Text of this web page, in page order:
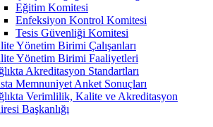
Eğitim Komitesi
Enfeksiyon Kontrol Komitesi
Tesis Güvenliği Komitesi
Yönetim Birimi Çalışanları
Yönetim Birimi Faaliyetleri
Akreditasyon Standartları
Memnuniyet Anket Sonuçları
Verimlilik, Kalite ve Akreditasyon
Başkanlığı